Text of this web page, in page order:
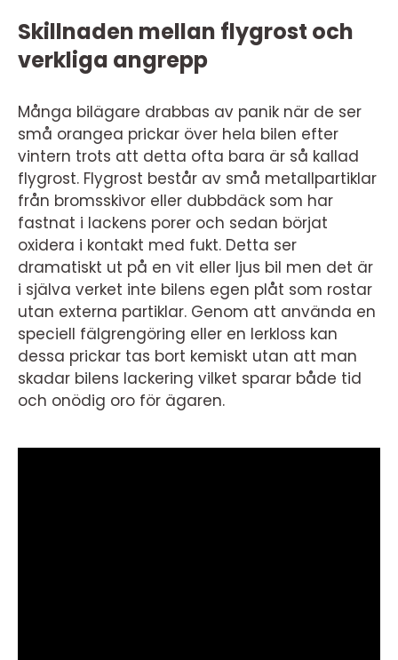
Skillnaden mellan flygrost och
verkliga angrepp
Många bilägare drabbas av panik när de ser
små orangea prickar över hela bilen efter
vintern trots att detta ofta bara är så kallad
flygrost. Flygrost består av små metallpartiklar
från bromsskivor eller dubbdäck som har
fastnat i lackens porer och sedan börjat
oxidera i kontakt med fukt. Detta ser
dramatiskt ut på en vit eller ljus bil men det är
i själva verket inte bilens egen plåt som rostar
utan externa partiklar. Genom att använda en
speciell fälgrengöring eller en lerkloss kan
dessa prickar tas bort kemiskt utan att man
skadar bilens lackering vilket sparar både tid
och onödig oro för ägaren.